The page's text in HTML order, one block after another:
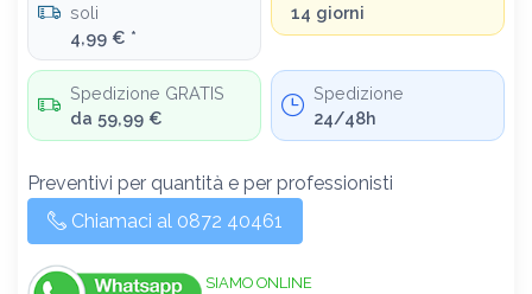
soli
4,99 € *
14 giorni
Spedizione GRATIS
da 59,99 €
Spedizione
24/48h
Preventivi per quantità e per professionisti
Chiamaci al 0872 40461
SIAMO ONLINE